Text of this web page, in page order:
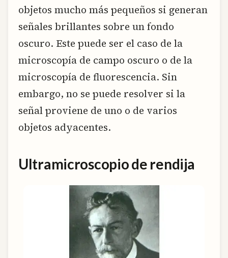
objetos mucho más pequeños si generan
señales brillantes sobre un fondo
oscuro. Este puede ser el caso de la
microscopía de campo oscuro o de la
microscopía de fluorescencia. Sin
embargo, no se puede resolver si la
señal proviene de uno o de varios
objetos adyacentes.
Ultramicroscopio de rendija